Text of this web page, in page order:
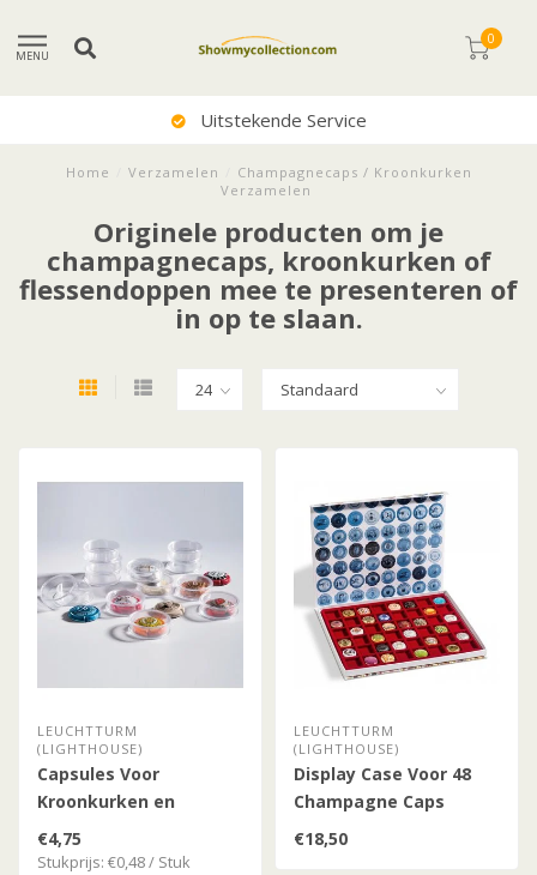
MENU
0
Uitstekende Service
Home Verzamelen
Champagnecaps / Kroonkurken
Verzamelen
Originele producten om je
champagnecaps, kroonkurken of
flessendoppen mee te presenteren of
in op te slaan.
LEUCHTTURM
(LIGHTHOUSE)
Capsules Voor
Kroonkurken en
Champagne Caps
€4,75
Stukprijs: €0,48 / Stuk
LEUCHTTURM
(LIGHTHOUSE)
Display Case Voor 48
Champagne Caps
€18,50